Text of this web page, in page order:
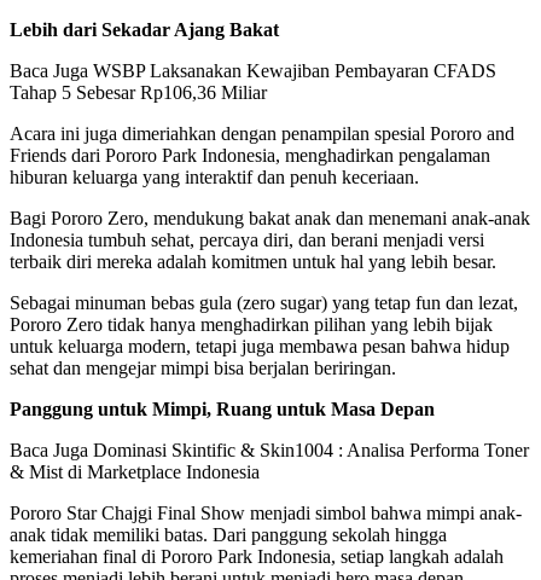
Lebih dari Sekadar Ajang Bakat
Baca Juga WSBP Laksanakan Kewajiban Pembayaran CFADS
Tahap 5 Sebesar Rp106,36 Miliar
Acara ini juga dimeriahkan dengan penampilan spesial Pororo and
Friends dari Pororo Park Indonesia, menghadirkan pengalaman
hiburan keluarga yang interaktif dan penuh keceriaan.
Bagi Pororo Zero, mendukung bakat anak dan menemani anak-anak
Indonesia tumbuh sehat, percaya diri, dan berani menjadi versi
terbaik diri mereka adalah komitmen untuk hal yang lebih besar.
Sebagai minuman bebas gula (zero sugar) yang tetap fun dan lezat,
Pororo Zero tidak hanya menghadirkan pilihan yang lebih bijak
untuk keluarga modern, tetapi juga membawa pesan bahwa hidup
sehat dan mengejar mimpi bisa berjalan beriringan.
Panggung untuk Mimpi, Ruang untuk Masa Depan
Baca Juga Dominasi Skintific & Skin1004 : Analisa Performa Toner
& Mist di Marketplace Indonesia
Pororo Star Chajgi Final Show menjadi simbol bahwa mimpi anak-
anak tidak memiliki batas. Dari panggung sekolah hingga
kemeriahan final di Pororo Park Indonesia, setiap langkah adalah